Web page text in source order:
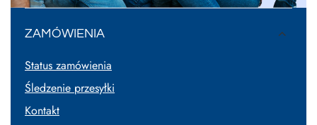
ZAMÓWIENIA
Status zamówienia
Śledzenie przesyłki
Kontakt